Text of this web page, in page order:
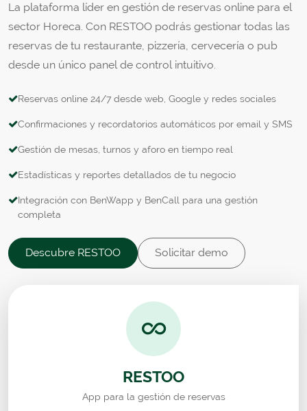
La plataforma líder en gestión de reservas online para el
sector Horeca. Con RESTOO podrás gestionar todas las
reservas de tu restaurante, pizzería, cervecería o pub
desde un único panel de control intuitivo.
Reservas online 24/7 desde web, Google y redes sociales
Confirmaciones y recordatorios automáticos por email y SMS
Gestión de mesas, turnos y aforo en tiempo real
Estadísticas y reportes detallados de tu negocio
Integración con BenWapp y BenCall para una gestión
completa
Descubre RESTOO Solicitar demo
RESTOO
App para la gestión de reservas